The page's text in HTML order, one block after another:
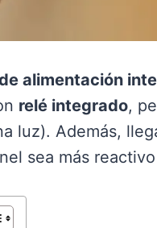
alimentación
relé integrado,
luz). Además,
sea más